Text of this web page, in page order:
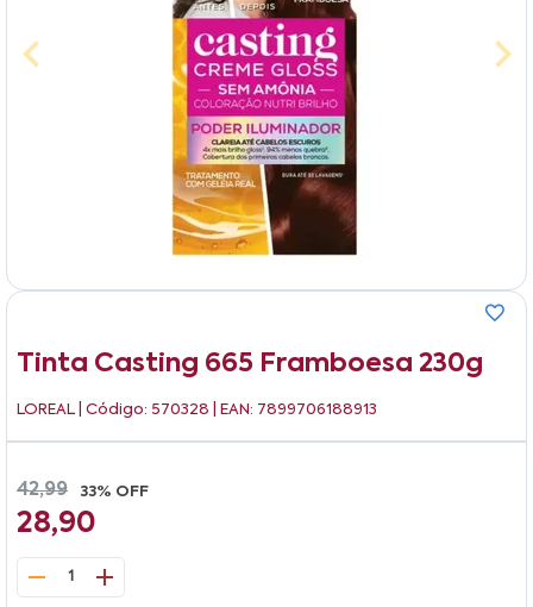
Tinta Casting 665 Framboesa 230g
LOREAL | Código: 570328 | EAN: 7899706188913
42,99 33% OFF
28,90
1